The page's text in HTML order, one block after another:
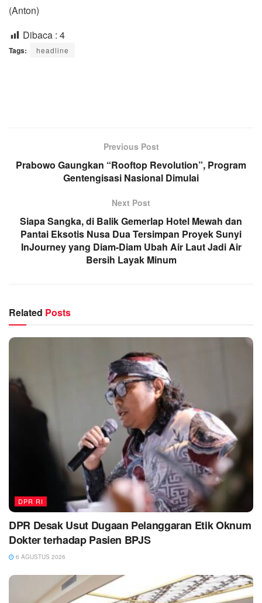
(Anton)
Dibaca : 4
Tags: headline
Previous Post
Prabowo Gaungkan “Rooftop Revolution”, Program
Gentengisasi Nasional Dimulai
Next Post
Siapa Sangka, di Balik Gemerlap Hotel Mewah dan
Pantai Eksotis Nusa Dua Tersimpan Proyek Sunyi
InJourney yang Diam-Diam Ubah Air Laut Jadi Air
Bersih Layak Minum
Related Posts
DPR RI
DPR Desak Usut Dugaan Pelanggaran Etik Oknum
Dokter terhadap Pasien BPJS
6 AGUSTUS 2026